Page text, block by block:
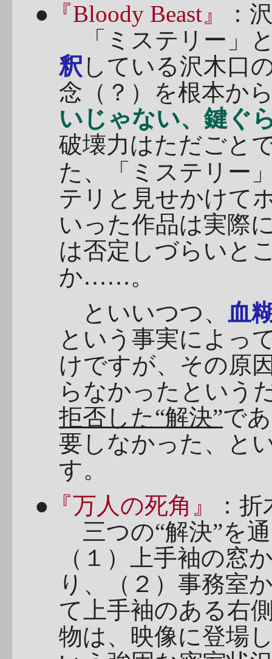
● 『Bloody Beast』
：
「ミステリー」
釈 している沢木口
念（？）を根本か
いじゃない、鍵ぐ
破壊力はただごと
た、「ミステリー
テリと見せかけて
いった作品は実際
は否定しづらいと
か……。
といいつつ、血
という事実によっ
けですが、その原
らなかったという
拒否した“解決”で
要しなかった、と
す。
● 『万人の死角』
：
三つの“解決”を
（１）上手袖の窓
り、（２）事務室
て上手袖のある右
物は、映像に登場